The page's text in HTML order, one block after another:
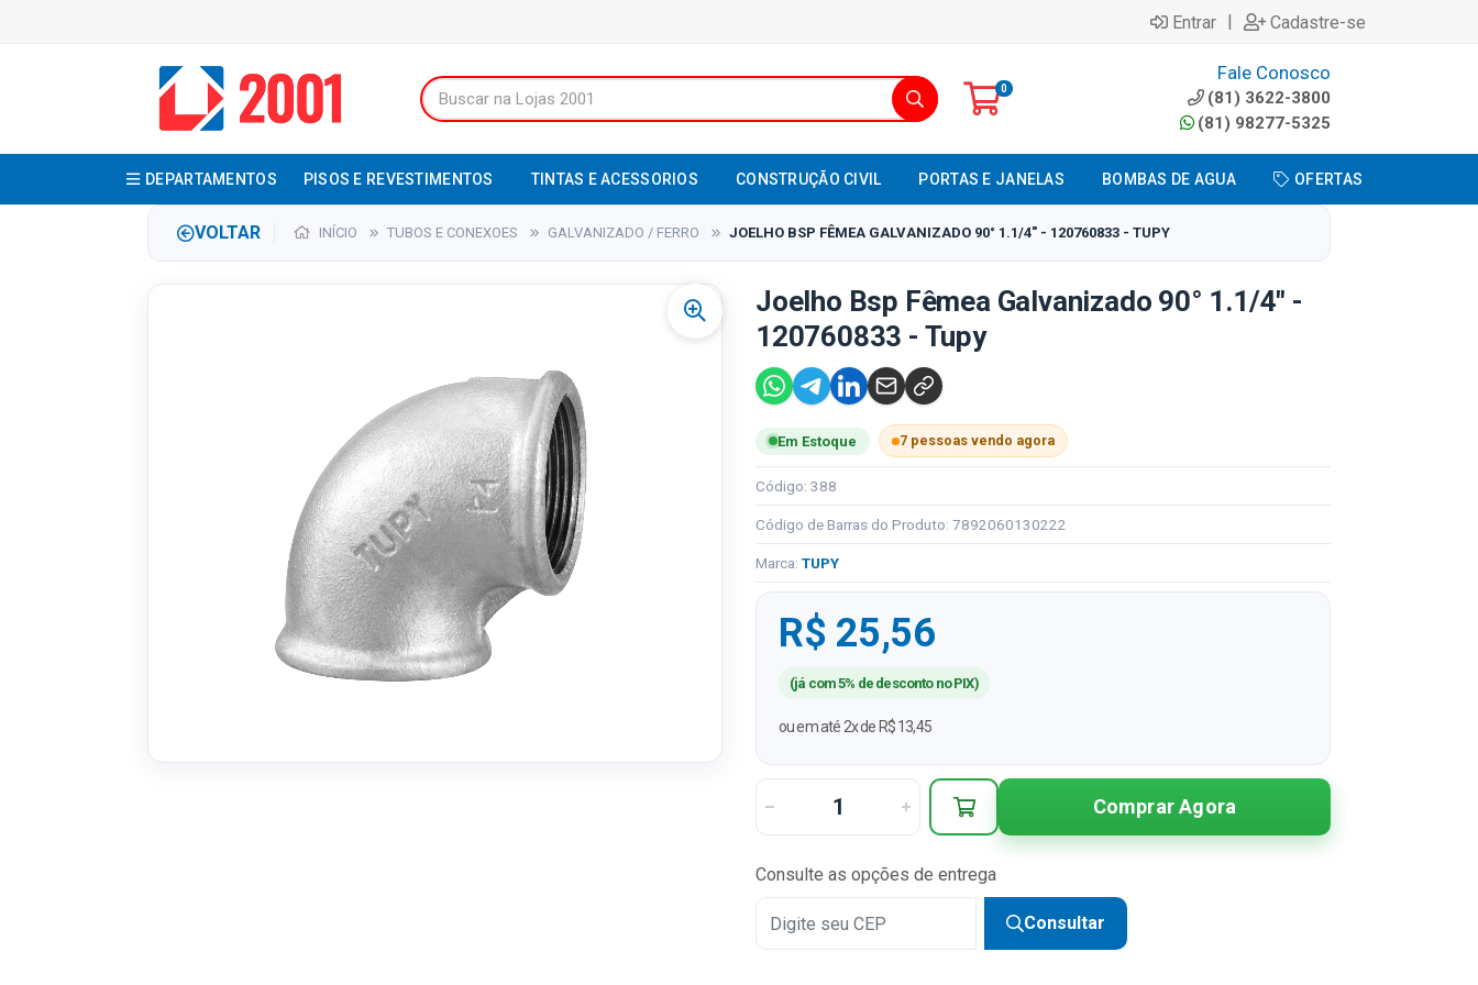
Entrar | Cadastre-se
0
Fale Conosco
(81) 3622-3800
(81) 98277-5325
DEPARTAMENTOS PISOS E REVESTIMENTOS TINTAS E ACESSORIOS CONSTRUÇÃO CIVIL PORTAS E JANELAS BOMBAS DE AGUA OFERTAS
VOLTAR INÍCIO TUBOS E CONEXOES GALVANIZADO / FERRO JOELHO BSP FÊMEA GALVANIZADO 90° 1.1/4" - 120760833 - TUPY
Joelho Bsp Fêmea Galvanizado 90° 1.1/4" -
120760833 - Tupy
Em Estoque 7 pessoas vendo agora
Código: 388
Código de Barras do Produto: 7892060130222
Marca: TUPY
R$ 25,56
(já com 5% de desconto no PIX)
ou em até 2x de R$ 13,45
Comprar Agora
Consulte as opções de entrega
Consultar